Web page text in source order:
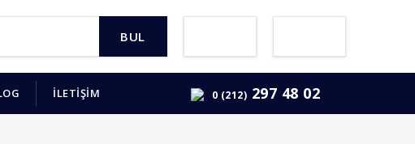
BUL
İLETİŞİM 0 (212) 297 48 02